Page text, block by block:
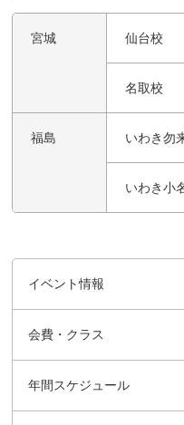
宮城 仙台校
名取校
福島 いわき勿
いわき小
イベント情報
会費・クラス
年間スケジュール